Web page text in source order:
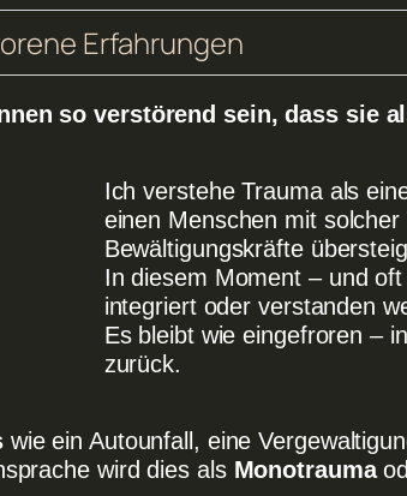
Erfahrungen
so verstörend sein, dass sie
Ich verstehe Trauma als
einen Menschen mit
Bewältigungskräfte
In diesem Moment – und
integriert oder verstanden
Es bleibt wie eingefroren –
zurück.
wie ein Autounfall, eine
wird dies als Monotrauma